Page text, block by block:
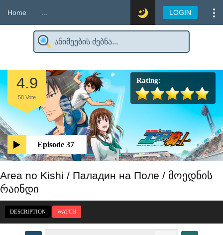
Home LOGIN
Episode 37
4.9
58 Vote
Rating:
Area no Kishi / Паладин на Поле / მოედნის
რაინდი
DESCRIPTION WATCH